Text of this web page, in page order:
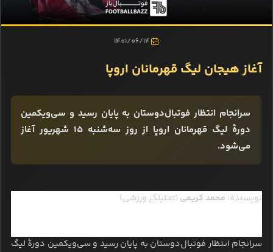
1401/06/14
آغاز هیجان لیگ قهرمانان اروپا
سرانجام انتظار فوتبال‌دوستان به پایان رسید و سی‌ویکمین
دورۀ لیگ قهرمانان اروپا از روز سه‌شنبه ۱۵ شهریور آغاز
می‌شود.
نویسنده: محمد کریمی (تحلیلگر ورزشی)
سرانجام انتظار فوتبال‌دوستان به پایان رسید و سی‌ویکمین دورۀ لیگ